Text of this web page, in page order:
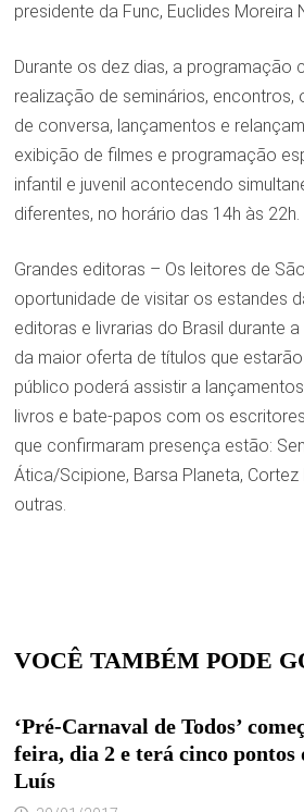
presidente da Func, Euclides Moreira
Durante os dez dias, a programação
realização de seminários, encontros,
de conversa, lançamentos e
exibição de filmes e programação
infantil e juvenil acontecendo
diferentes, no horário das 14h às 22h.
Grandes editoras – Os leitores de
oportunidade de visitar os estandes
editoras e livrarias do Brasil durante
da maior oferta de títulos que
público poderá assistir a
livros e bate-papos com os
que confirmaram presença estão:
Ática/Scipione, Barsa Planeta, Cortez
outras.
VOCÊ TAMBÉM PODE
‘Pré-Carnaval de Todos’
feira, dia 2 e terá cinco pontos
Luís